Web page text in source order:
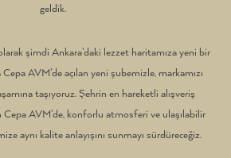
geldik.
şimdi Ankara’daki lezzet haritamıza yeni bir
AVM’de açılan yeni şubemizle, markamızı
taşıyoruz. Şehrin en hareketli alışveriş
AVM’de, konforlu atmosferi ve ulaşılabilir
aynı kalite anlayışını sunmayı sürdüreceğiz.